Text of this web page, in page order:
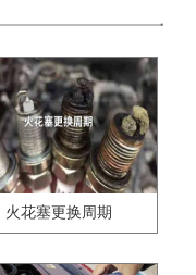
火花塞更换周期